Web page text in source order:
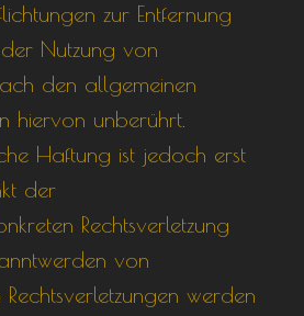
zur Entfernung
Nutzung von
den allgemeinen
hiervon unberührt.
Haftung ist jedoch erst
der
Rechtsverletzung
von
werden